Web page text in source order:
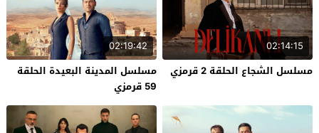
02:14:15
مسلسل الشجاع الحلقة 2 قرمزي
02:19:42
مسلسل المدينة البعيدة الحلقة
59 قرمزي